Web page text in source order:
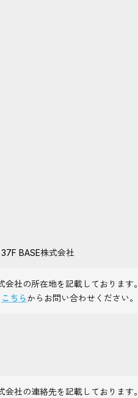
BASE株式会社
社の所在地を記載しております。
こちらからお問い合わせください。
社の連絡先を記載しております。